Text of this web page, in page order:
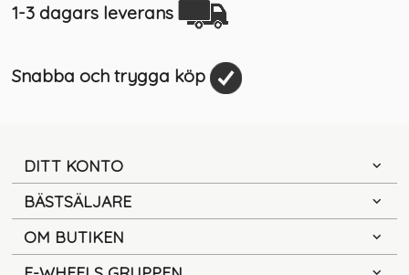
1-3 dagars leverans
Snabba och trygga köp
DITT KONTO
BÄSTSÄLJARE
OM BUTIKEN